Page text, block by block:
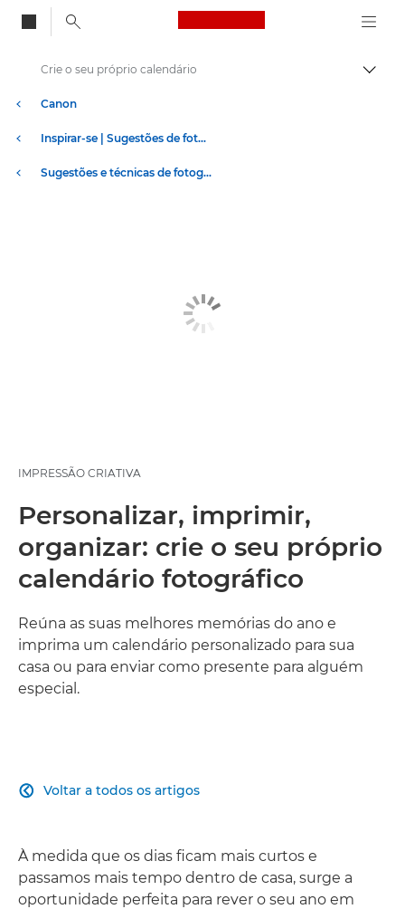
Canon Logo, back
Canon
Inspirar-se | Sugestões de fotografia e impressão, e dicas de compras
Sugestões e técnicas de fotografia e impressão
Crie o seu próprio calendário
IMPRESSÃO CRIATIVA
Personalizar, imprimir,
organizar: crie o seu próprio
calendário fotográfico
Reúna as suas melhores memórias do ano e
imprima um calendário personalizado para sua
casa ou para enviar como presente para alguém
especial.
Voltar a todos os artigos

À medida que os dias ficam mais curtos e
passamos mais tempo dentro de casa, surge a
oportunidade perfeita para rever o seu ano em